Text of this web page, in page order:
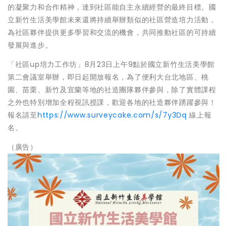
的凝聚力和合作精神，達到社區能自主永續經營的最終目標。國
立新竹生活美學館未來還將持續舉辦類似的社區營造培力活動，
為社區夥伴提供更多學習和交流的機會，共同推動社區的可持續
發展與進步。
「社區up培力工作坊」8月23日上午9點於國立新竹生活美學館
第二會議室舉辦，即日起開放報名，為了便利大台北地區、桃
園、苗栗、新竹及宜蘭等地的社造團隊夥伴參與，除了實體課程
之外也特別增加全程視訊授課，歡迎各地的社造夥伴踴躍參與！
報名請至https://www.surveycake.com/s/7y3Dq 線上報
名。
（廣告）